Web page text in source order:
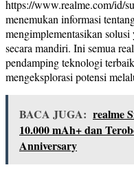
https://www.realme.com/id/
menemukan informasi
mengimplementasikan
secara mandiri. Ini semua
pendamping teknologi
mengeksplorasi potensi
BACA JUGA: realme
10.000 mAh+ dan
Anniversary